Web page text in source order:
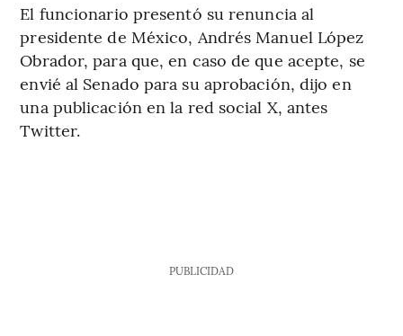
El funcionario presentó su renuncia al
presidente de México, Andrés Manuel López
Obrador, para que, en caso de que acepte, se
envié al Senado para su aprobación, dijo en
una publicación en la red social X, antes
Twitter.
PUBLICIDAD